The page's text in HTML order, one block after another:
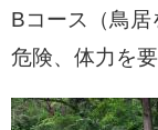
Bコース（鳥
危険、体力を要